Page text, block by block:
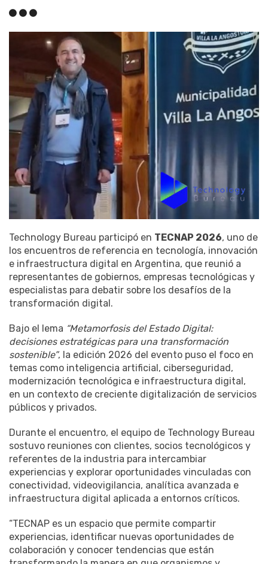
Technology Bureau participó en TECNAP 2026, uno de
los encuentros de referencia en tecnología, innovación
e infraestructura digital en Argentina, que reunió a
representantes de gobiernos, empresas tecnológicas y
especialistas para debatir sobre los desafíos de la
transformación digital.
Bajo el lema “Metamorfosis del Estado Digital:
decisiones estratégicas para una transformación
sostenible”, la edición 2026 del evento puso el foco en
temas como inteligencia artificial, ciberseguridad,
modernización tecnológica e infraestructura digital,
en un contexto de creciente digitalización de servicios
públicos y privados.
Durante el encuentro, el equipo de Technology Bureau
sostuvo reuniones con clientes, socios tecnológicos y
referentes de la industria para intercambiar
experiencias y explorar oportunidades vinculadas con
conectividad, videovigilancia, analítica avanzada e
infraestructura digital aplicada a entornos críticos.
“TECNAP es un espacio que permite compartir
experiencias, identificar nuevas oportunidades de
colaboración y conocer tendencias que están